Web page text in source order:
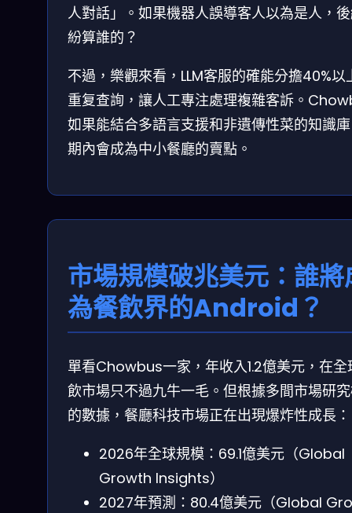
人對話」。如果機器人誤導客人以為是人，
紛算誰的？
不過，樂觀來看，LLM客服的確能分擔40%以
重复查詢，讓人工專注處理複雜客訴。
如果能結合多語言支援和非遺傳性菜的知識
期內會成為中小餐廳的賣點。
市場規模破兆美元：誰將
為餐飲界的Android？
單看Chowbus一家，年收入1.2億美元，在全
飲市場只不過九牛一毛。但根據多間市場研
的數據，餐廳科技市場正在出現爆炸性成長：
2026年全球規模：69.1億美元（Global
Growth Insights）
2027年預測：80.4億美元（Global